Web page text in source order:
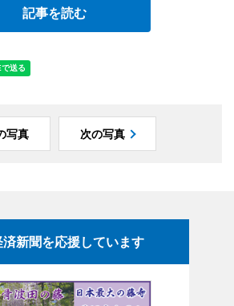
記事を読む
写真 次の写真
新聞を応援しています